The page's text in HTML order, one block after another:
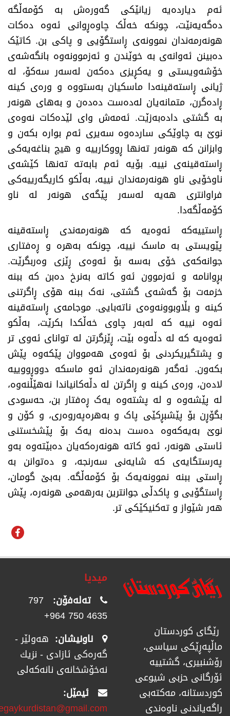
ئەم دیاردەیە زیانێکی گەورەش بە کۆمەڵگە
دەگەیەنێت، چونکە خەڵک چاوەڕوانی ئەوە دەکات
هونەرمەندان نموونەی ڕاستگۆیی و پاکی بن. کاتێک
دەبینن ئەوانەی بە خوێندن و ئەزموونەوە بانگەشەی
خۆشەویستی و یەکڕیزی دەکەن لەسەر سەکۆ، لە
ژیانی ڕاستەقینەدا ماسکیان بەستووە و ورەی کینە
ڕادەگرن، متمانەیان لەدەست دەدەن و بەهای هونەر
بە گشتی دادەبەزێت. ئەمەش وای لێدەکات نەوەی
نوێ بە چاوێکی ساردەوە سەیری ئەم بوارە بکەن و
وابزانن کە هونەر تەنها ڕووکارییە و هیچ بناغەیەکی
ڕاستەقینەی نییە. بۆیە ئەم بابەتە تەنها کێشەی
ناوخۆیی ناو هونەرمەندان نییە، بەڵکو کاریگەرییەکی
فراوانتری هەیە لەسەر پێگەی هونەر لە ناو
کۆمەڵگەدا.
ڕاستییەکە ئەوەیە کە هونەرمەندی ڕاستەقینە
پێویستی بە ماسک نییە، چونکە بەهرە و ڕەفتاری
جوانەکەی خۆی بەسە بۆ ئەوەی ڕێزی وەربگرێت.
بڕوانامە و ئەزموون ئەو کاتە بەنرخ دەبن کە ببنە
خزمەت بۆ گەشەی گشتی، نەک ببنە هۆی ڕاگرتنی
کینە و بڵاوبوونەوەی ناتەبایی. موجامەی ڕاستەقینە
ئەوە نییە کە لەبەر چاوی خەڵکدا بکرێت، بەڵکو
ئەوەیە کە لە دڵەوە بێت، ڕێزگرتن لە توانای ئەوی تر
و پشتگیریکردنی بۆ ئەوەی هەمووان پێکەوە پێش
بکەون. ئەگەر هونەرمەندان ئەو ماسکە دووڕووییە
لادەن، ورەی کینە و ڕاگرتن لە دڵەکانیاندا نەهێڵنەوە،
لە پێشەوە و لە پشتەوە یەک ڕەفتار بن، حەسودی
بگۆڕن بۆ پێشبڕکێی پاک و بەهرەپەروەری، و کۆن و
نوێ بەیەکەوە دەست بدەنە یەک بۆ پێشخستنی
ئاستی هونەر، ئەو کاتە هونەرەکەیان دەبێتەوە بەو
پەرستگایەی کە شایەنی سەرنجە، و دەتوانن بە
ڕاستی ببنە نموونەیەک بۆ کۆمەڵگە. بەبێ گومان،
ڕاستگۆیی و پاکدڵی جوانترین بەرهەمی هونەرە، پێش
هەر شێواز و تەکنیکێکی تر.
رێگای كوردستان
ماڵپەڕێكی سیاسی،
رۆشنبیری، گشتییە
ئۆرگانی حزبی شیوعی
كوردستانە، مەكتەبی
راگەیاندنی ناوەندی
میدیا
تەلەفۆن: 797
4635 750 964+
ناونیشان: هەولێر -
گەرەکی ئازادی - نزیك
نەخۆشخانەی نانەکەلی
ئیمێل: